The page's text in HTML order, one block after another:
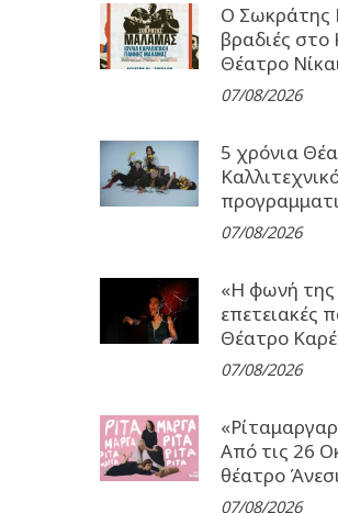
Ο Σωκράτης
βραδιές στο
Θέατρο
07/08/2026
5 χρόνια
07/08/2026
«Η φωνή της
επετειακές
Θέατρο
07/08/2026
Από τις 26
θέατρο
07/08/2026